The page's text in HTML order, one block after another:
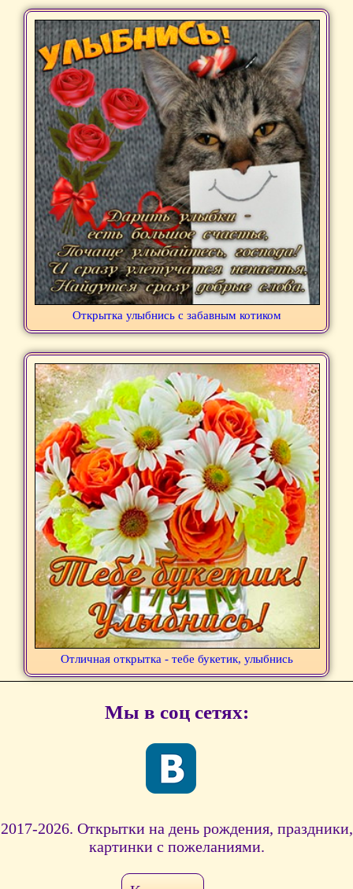
Открытка улыбнись с забавным котиком
Отличная открытка - тебе букетик, улыбнись
Мы в соц сетях:
2017-2026. Открытки на день рождения, праздники,
картинки с пожеланиями.